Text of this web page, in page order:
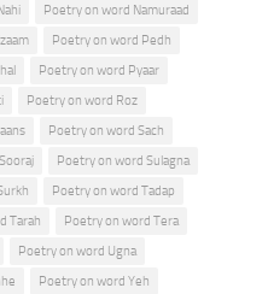
Poetry on word Namuraad
Poetry on word Pedh
Poetry on word Pyaar
Poetry on word Roz
Poetry on word Sach
Poetry on word Sulagna
Poetry on word Tadap
Tarah
Poetry on word Tera
Poetry on word Ugna
Poetry on word Yeh